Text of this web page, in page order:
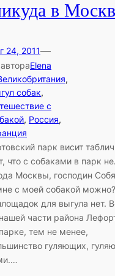
в
24, 2011—
Elena
собак
с
, Россия
парк висит
что с собаками в парк
Москвы, господин
с моей собакой можно?
для выгула нет.
части района
тем не менее,
гуляющих,